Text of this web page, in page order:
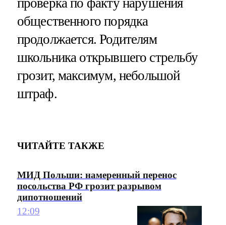
общественного порядка
продолжается. Родителям
школьника открывшего стрельбу
грозит, максимум, небольшой
штраф.
ЧИТАЙТЕ ТАКЖЕ
МИД Польши: намеренный перенос
посольства РФ грозит разрывом
дипотношений
12:09